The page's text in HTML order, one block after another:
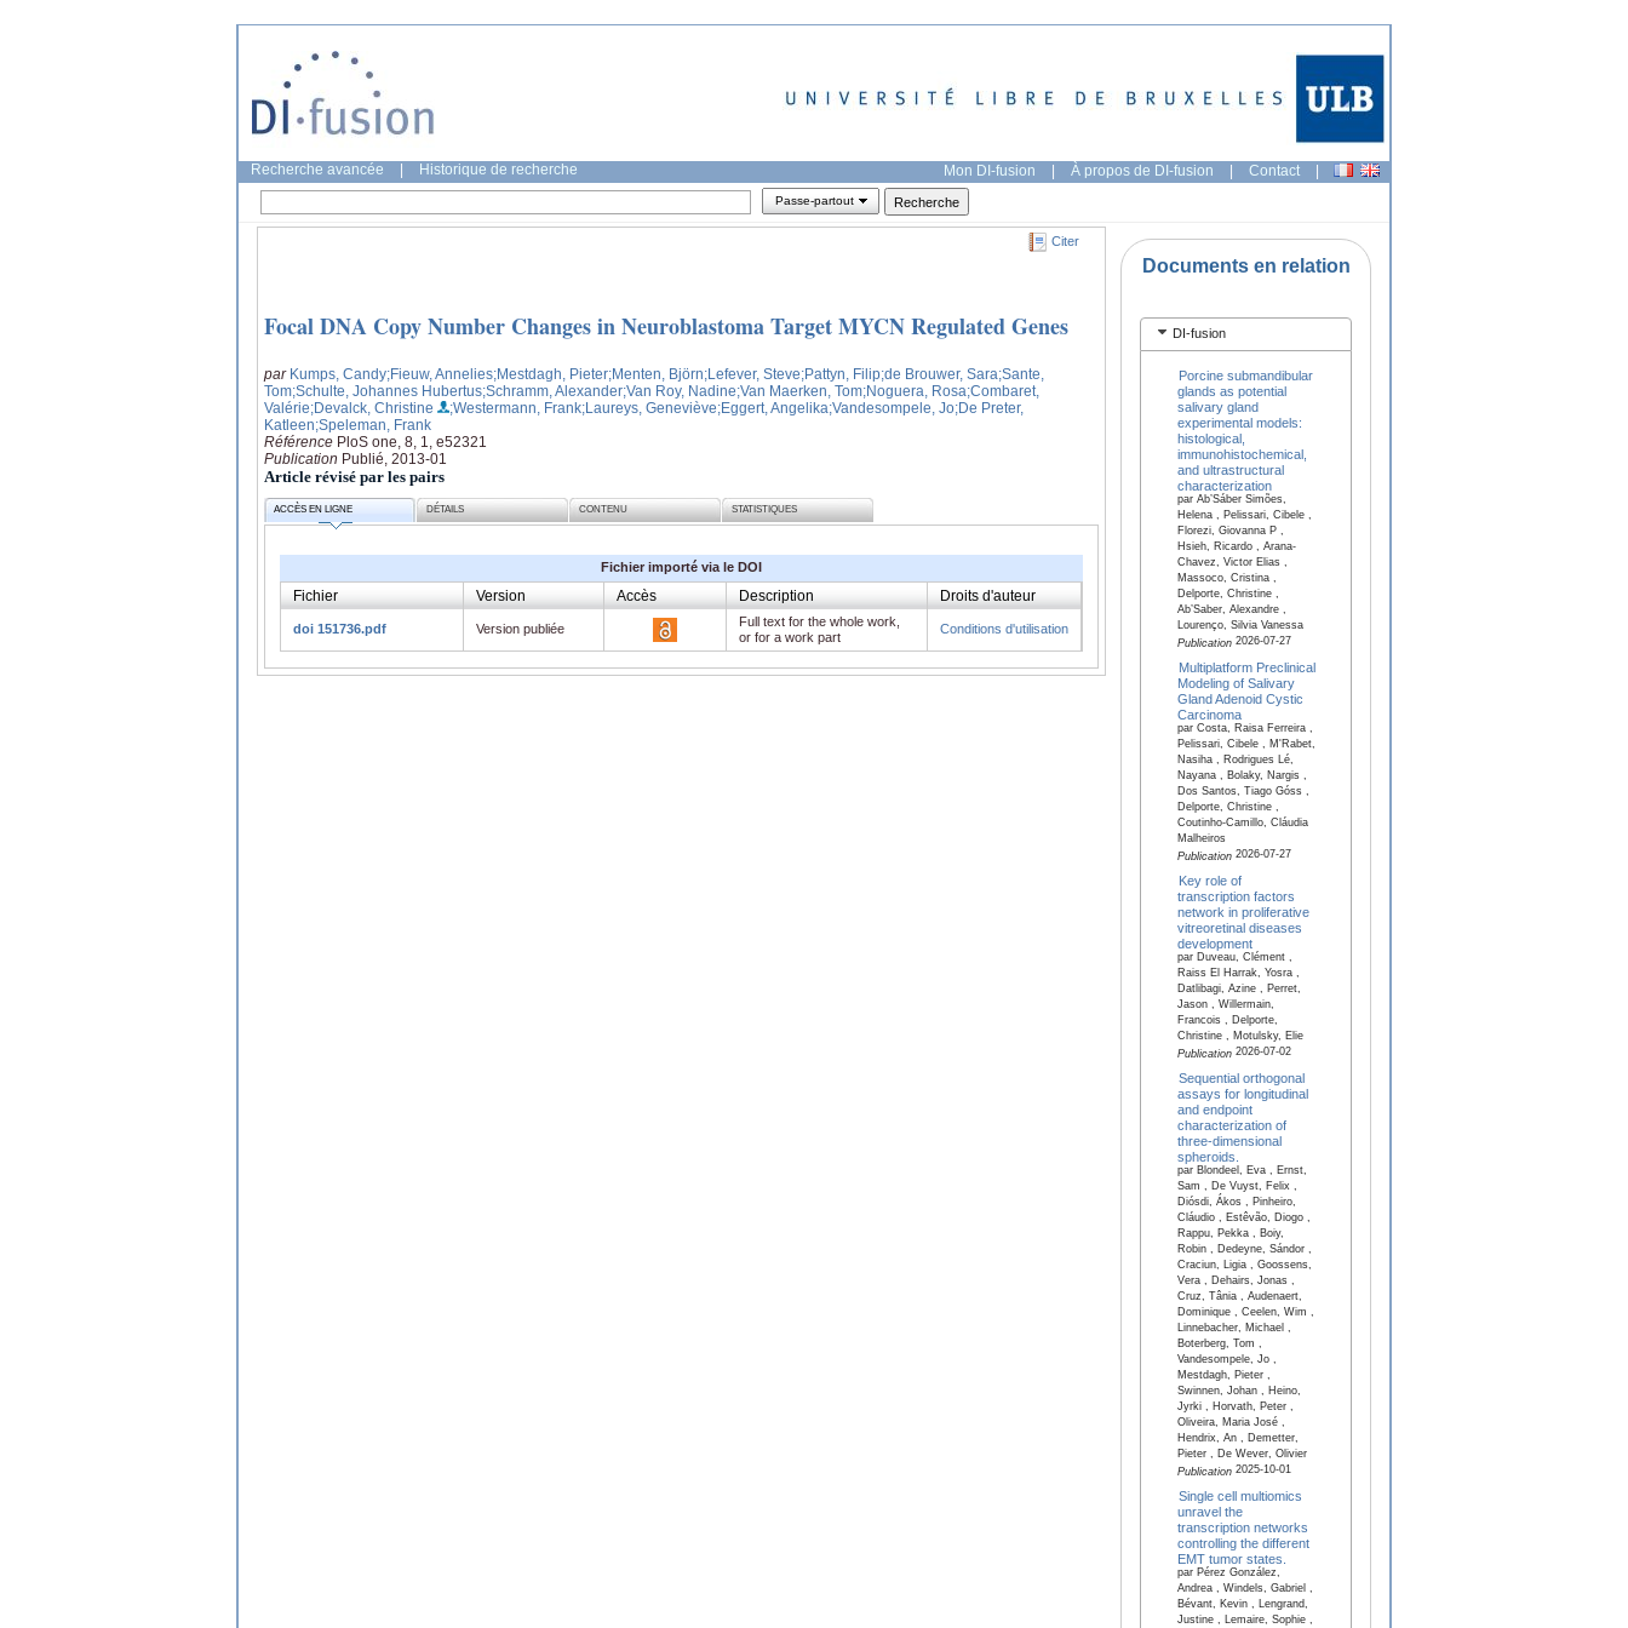
Recherche avancée Historique de recherche Mon DI-fusion | À propos de DI-fusion | Contact |
Passe-partout
Citer
Focal DNA Copy Number Changes in Neuroblastoma Target MYCN Regulated Genes
par Kumps, Candy;Fieuw, Annelies;Mestdagh, Pieter;Menten, Björn;Lefever, Steve;Pattyn, Filip;de Brouwer, Sara;Sante,
Tom;Schulte, Johannes Hubertus;Schramm, Alexander;Van Roy, Nadine;Van Maerken, Tom;Noguera, Rosa;Combaret,
Valérie;Devalck, Christine ;Westermann, Frank;Laureys, Geneviève;Eggert, Angelika;Vandesompele, Jo;De Preter,
Katleen;Speleman, Frank
Référence PloS one, 8, 1, e52321
Publication Publié, 2013-01
Article révisé par les pairs
ACCÈS EN LIGNE DÉTAILS CONTENU STATISTIQUES
Fichier importé via le DOI
Fichier Version Accès Description Droits d'auteur
doi 151736.pdf Version publiée
Full text for the whole work,
or for a work part
Conditions d'utilisation
Documents en relation
DI-fusion
Porcine submandibular
glands as potential
salivary gland
experimental models:
histological,
immunohistochemical,
and ultrastructural
characterization
par Ab’Sáber Simões,
Helena , Pelissari, Cibele ,
Florezi, Giovanna P ,
Hsieh, Ricardo , Arana-
Chavez, Victor Elias ,
Massoco, Cristina ,
Delporte, Christine ,
Ab’Saber, Alexandre ,
Lourenço, Silvia Vanessa
Publication2026-07-27
Multiplatform Preclinical
Modeling of Salivary
Gland Adenoid Cystic
Carcinoma
par Costa, Raisa Ferreira ,
Pelissari, Cibele , M'Rabet,
Nasiha , Rodrigues Lé,
Nayana , Bolaky, Nargis ,
Dos Santos, Tiago Góss ,
Delporte, Christine ,
Coutinho-Camillo, Cláudia
Malheiros
Publication2026-07-27
Key role of
transcription factors
network in proliferative
vitreoretinal diseases
development
par Duveau, Clément ,
Raiss El Harrak, Yosra ,
Datlibagi, Azine , Perret,
Jason , Willermain,
Francois , Delporte,
Christine , Motulsky, Elie
Publication2026-07-02
Sequential orthogonal
assays for longitudinal
and endpoint
characterization of
three-dimensional
spheroids.
par Blondeel, Eva , Ernst,
Sam , De Vuyst, Felix ,
Diósdi, Ákos , Pinheiro,
Cláudio , Estêvão, Diogo ,
Rappu, Pekka , Boiy,
Robin , Dedeyne, Sándor ,
Craciun, Ligia , Goossens,
Vera , Dehairs, Jonas ,
Cruz, Tânia , Audenaert,
Dominique , Ceelen, Wim ,
Linnebacher, Michael ,
Boterberg, Tom ,
Vandesompele, Jo ,
Mestdagh, Pieter ,
Swinnen, Johan , Heino,
Jyrki , Horvath, Peter ,
Oliveira, Maria José ,
Hendrix, An , Demetter,
Pieter , De Wever, Olivier
Publication2025-10-01
Single cell multiomics
unravel the
transcription networks
controlling the different
EMT tumor states.
par Pérez González,
Andrea , Windels, Gabriel ,
Bévant, Kevin , Lengrand,
Justine , Lemaire, Sophie ,